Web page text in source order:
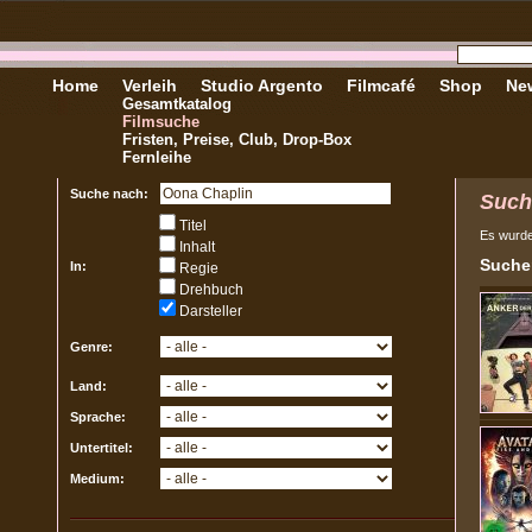
Home Verleih
Gesamtkatalog
Filmsuche
Fristen, Preise, Club, Drop-Box
Fernleihe
Studio Argento Filmcafé Shop
Suche nach:
In:
Titel
Inhalt
Regie
Drehbuch
Darsteller
Genre:
Land:
Sprache:
Untertitel:
Medium:
Es